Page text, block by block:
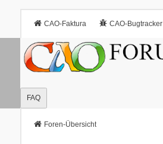
CAO-Faktura CAO-Bugtracker
FAQ
Foren-Übersicht